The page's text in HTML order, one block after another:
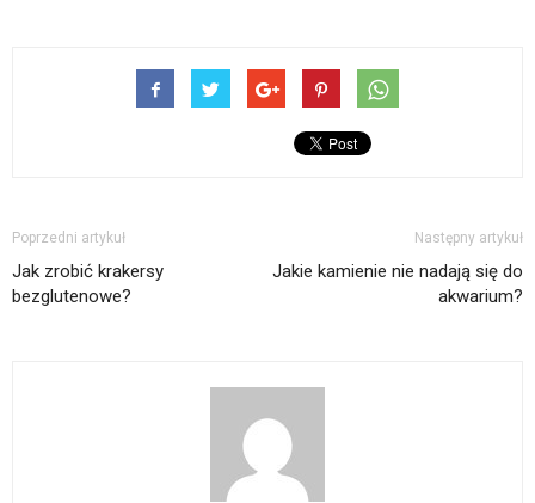
Poprzedni artykuł
Jak zrobić krakersy
bezglutenowe?
Następny artykuł
Jakie kamienie nie nadają się do
akwarium?